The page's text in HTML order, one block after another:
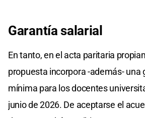
Garantía salarial
En tanto, en el acta paritaria
propuesta incorpora -además- una
mínima para los docentes
junio de 2026. De aceptarse el